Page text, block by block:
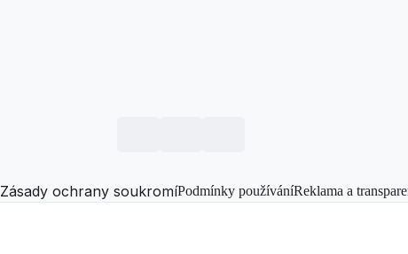
Zásady ochrany soukromíPodmínky používáníReklama a